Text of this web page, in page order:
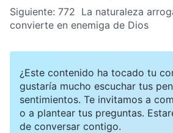
Siguiente: 772 La naturaleza
convierte en enemiga de Dios
¿Este contenido ha tocado tu
gustaría mucho escuchar tus
sentimientos. Te invitamos a
o a plantear tus preguntas.
de conversar contigo.